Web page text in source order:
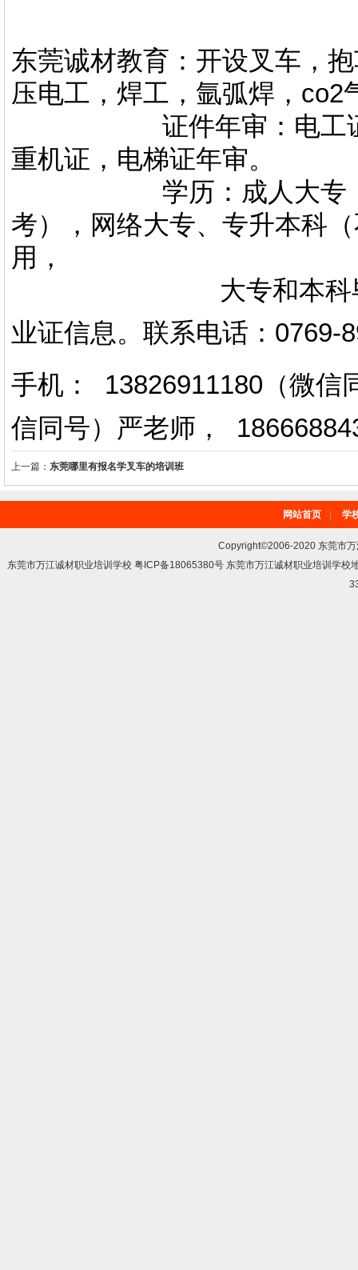
东莞诚材教育：开设叉车，
压电工，焊工，氩弧焊，co2
证件年审：电工证，
重机证，电梯证年审。
学历：成人大专，专
考），网络大专、专升本科
用，
大专和本科毕业证
业证信息。 联系电话 ： 0769-
手机： 13826911180（微信
信同号）严老师 ，
上一篇： 东莞哪里有报名学叉车的培训班
网站首页 学
Copyright©2006-2020 东莞市
东莞市万江诚材职业培训学校 粤ICP备18065380号 东莞市万江诚材职业培训学